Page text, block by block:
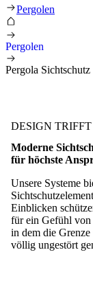
Pergola
Pergolen
Pergolen
Pergola Sichtschutz
DESIGN
Moderne
für höchste
Unsere Systeme
Einblicken
für ein Gefühl von
in dem die
völlig ungestört